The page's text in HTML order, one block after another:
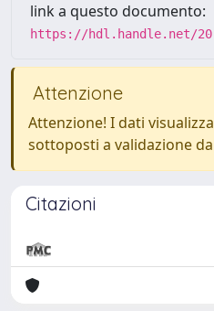
link a questo documento:
https://hdl.handle.net/
Attenzione
Attenzione! I dati
sottoposti a validazione
Citazioni